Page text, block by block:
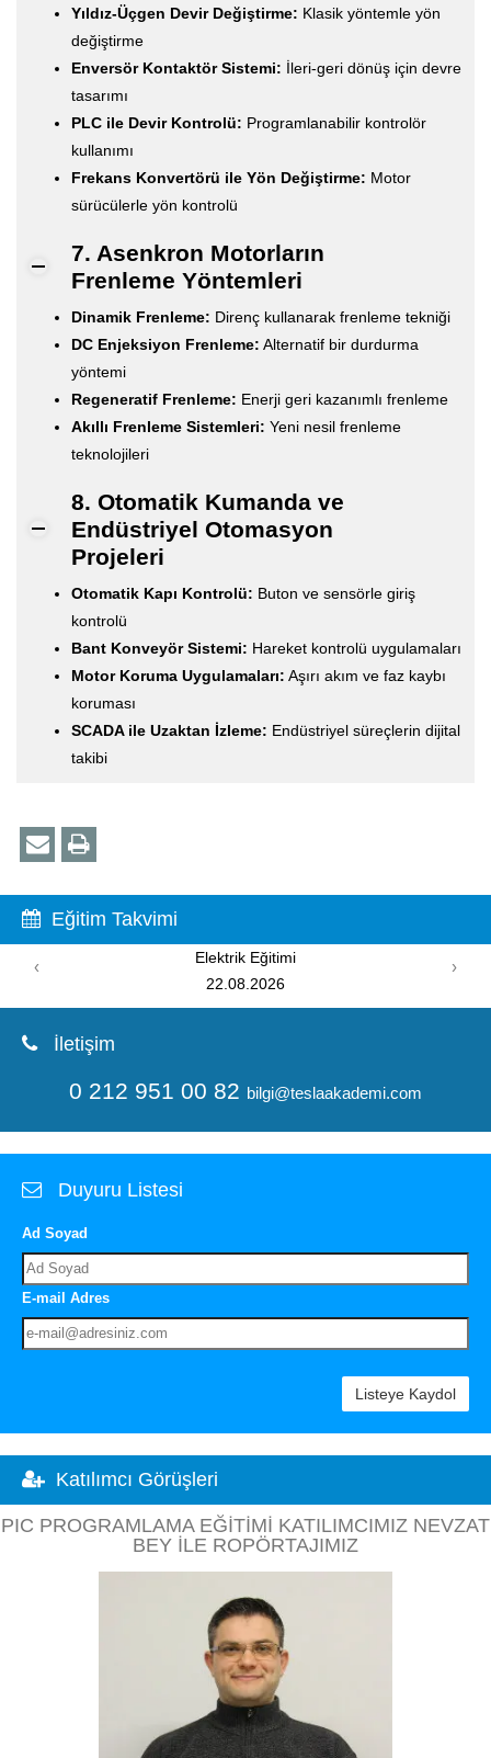
Yıldız-Üçgen Devir Değiştirme: Klasik yöntemle yön
değiştirme
Enversör Kontaktör Sistemi: İleri-geri dönüş için devre
tasarımı
PLC ile Devir Kontrolü: Programlanabilir kontrolör
kullanımı
Frekans Konvertörü ile Yön Değiştirme: Motor
sürücülerle yön kontrolü
7. Asenkron Motorların
Frenleme Yöntemleri
Dinamik Frenleme: Direnç kullanarak frenleme tekniği
DC Enjeksiyon Frenleme: Alternatif bir durdurma
yöntemi
Regeneratif Frenleme: Enerji geri kazanımlı frenleme
Akıllı Frenleme Sistemleri: Yeni nesil frenleme
teknolojileri
8. Otomatik Kumanda ve
Endüstriyel Otomasyon
Projeleri
Otomatik Kapı Kontrolü: Buton ve sensörle giriş
kontrolü
Bant Konveyör Sistemi: Hareket kontrolü uygulamaları
Motor Koruma Uygulamaları: Aşırı akım ve faz kaybı
koruması
SCADA ile Uzaktan İzleme: Endüstriyel süreçlerin dijital
takibi
Eğitim Takvimi
PIC Programlama Eğitimi
15.08.2026
‹ ›
İletişim
0 212 951 00 82 bilgi@teslaakademi.com
Duyuru Listesi
Ad Soyad
E-mail Adres
Listeye Kaydol
Katılımcı Görüşleri
PIC PROGRAMLAMA EĞITIMI KATILIMCIMIZ NEVZAT
BEY ILE ROPÖRTAJIMIZ